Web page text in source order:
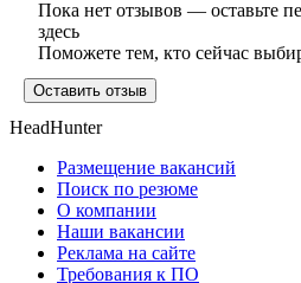
Пока нет отзывов — оставьте
здесь
Поможете тем, кто сейчас
Оставить отзыв
HeadHunter
Размещение вакансий
Поиск по резюме
О компании
Наши вакансии
Реклама на сайте
Требования к ПО